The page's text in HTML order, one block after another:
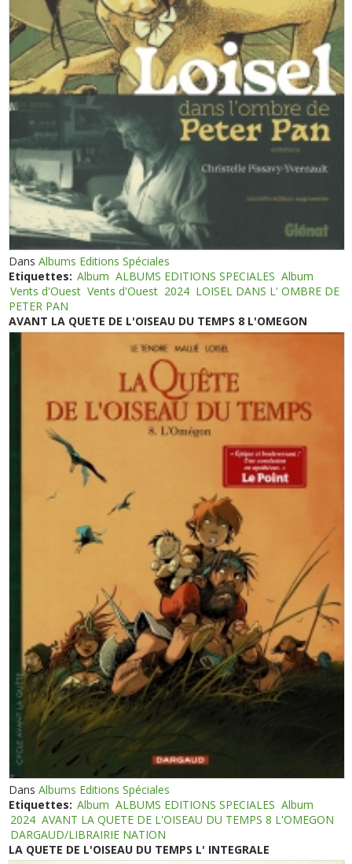
DansAlbums Editions Spéciales
Etiquettes: Album ALBUMS EDITIONS SPECIALES Album
Vents d'Ouest Vents d'Ouest 2024 LOISEL DANS L' OMBRE DE
PETER PAN
AVANT LA QUETE DE L'OISEAU DU TEMPS 8 L'OMEGON
DansAlbums Editions Spéciales
Etiquettes: Album ALBUMS EDITIONS SPECIALES Album
2024 AVANT LA QUETE DE L'OISEAU DU TEMPS 8 L'OMEGON
DARGAUD/LIBRAIRIE NATION
LA QUETE DE L'OISEAU DU TEMPS L' INTEGRALE